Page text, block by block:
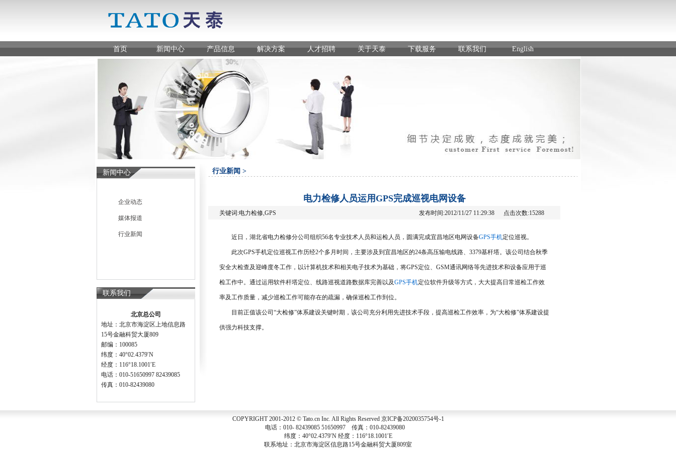
首页 新闻中心 产品信息 解决方案 人才招聘 关于天泰 下载服务 联系我们 English
新闻中心
企业动态
媒体报道
行业新闻
联系我们
北京总公司
地址：北京市海淀区上地信息路
15号金融科贸大厦809
邮编：100085
纬度：40°02.4379′N
经度：116°18.1001′E
电话：010-51650997 82439085
传真：010-82439080
行业新闻 >
电力检修人员运用GPS完成巡视电网设备
关键词:电力检修,GPS 发布时间:2012/11/27 11:29:38 点击次数:15288
近日，湖北省电力检修分公司组织56名专业技术人员和运检人员，圆满完成宜昌地区电网设备GPS手机定位巡视。
此次GPS手机定位巡视工作历经2个多月时间，主要涉及到宜昌地区的24条高压输电线路、3379基杆塔。该公司结合秋季
安全大检查及迎峰度冬工作，以计算机技术和相关电子技术为基础，将GPS定位、GSM通讯网络等先进技术和设备应用于巡
检工作中。通过运用软件杆塔定位、线路巡视道路数据库完善以及GPS手机定位软件升级等方式，大大提高日常巡检工作效
率及工作质量，减少巡检工作可能存在的疏漏，确保巡检工作到位。
目前正值该公司“大检修”体系建设关键时期，该公司充分利用先进技术手段，提高巡检工作效率，为“大检修”体系建设提
供强力科技支撑。
COPYRIGHT 2001-2012 © Tato.cn Inc. All Rights Reserved 京ICP备2020035754号-1
电话：010- 82439085 51650997 传真：010-82439080
纬度：40°02.4379′N 经度：116°18.1001′E
联系地址：北京市海淀区信息路15号金融科贸大厦809室